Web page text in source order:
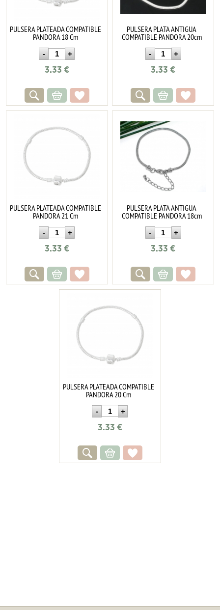
PULSERA PLATEADA COMPATIBLE
PANDORA 18 Cm
3.33 €
PULSERA PLATA ANTIGUA
COMPATIBLE PANDORA 20cm
3.33 €
PULSERA PLATEADA COMPATIBLE
PANDORA 21 Cm
3.33 €
PULSERA PLATA ANTIGUA
COMPATIBLE PANDORA 18cm
3.33 €
PULSERA PLATEADA COMPATIBLE
PANDORA 20 Cm
3.33 €